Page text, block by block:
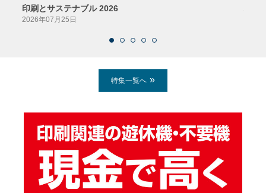
印刷とサステナブル 2026
2026年07月25日
特集一覧へ